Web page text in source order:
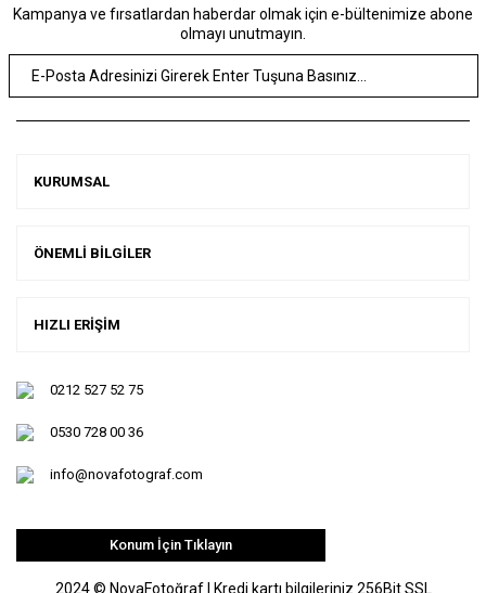
Kampanya ve fırsatlardan haberdar olmak için e-bültenimize abone
olmayı unutmayın.
KURUMSAL
ÖNEMLİ BİLGİLER
HIZLI ERİŞİM
0212 527 52 75
0530 728 00 36
info@novafotograf.com
Konum İçin Tıklayın
2024 © NovaFotoğraf | Kredi kartı bilgileriniz 256Bit SSL